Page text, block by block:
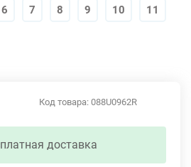
6 7 8 9 10 11
Код товара: 088U0962R
доставка